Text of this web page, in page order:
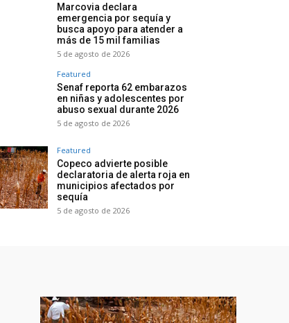
Marcovia declara
emergencia por sequía y
busca apoyo para atender a
más de 15 mil familias
5 de agosto de 2026
Featured
Senaf reporta 62 embarazos
en niñas y adolescentes por
abuso sexual durante 2026
5 de agosto de 2026
Featured
Copeco advierte posible
declaratoria de alerta roja en
municipios afectados por
sequía
5 de agosto de 2026